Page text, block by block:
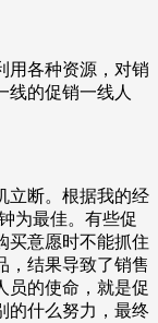
用各种资源，对销
线的促销一线人
立断。根据我的经
为最佳。有些促
买意愿时不能抓住
，结果导致了销售
员的使命，就是促
的什么努力，最终